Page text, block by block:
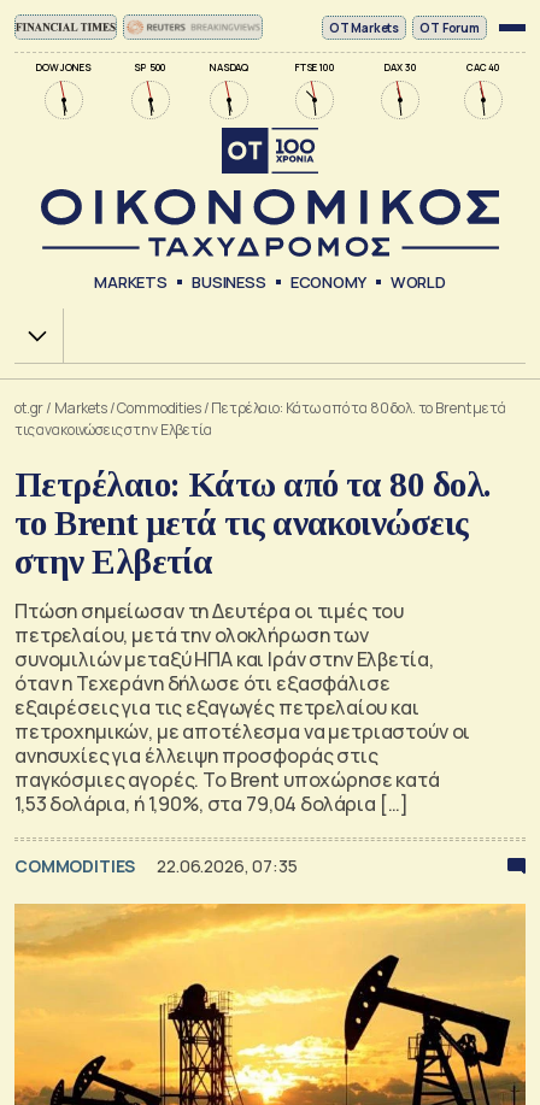
DOW JONES SP 500 NASDAQ FTSE 100 DAX 30 CAC 40
ΟΤ Markets OT Forum
MARKETS BUSINESS ECONOMY WORLD
Χ.Α.
ot.gr/ Markets/Commodities/Πετρέλαιο: Κάτω από τα 80 δολ. το Brent μετά
τις ανακοινώσεις στην Ελβετία
Πετρέλαιο: Κάτω από τα 80 δολ.
το Brent μετά τις ανακοινώσεις
στην Ελβετία
Πτώση σημείωσαν τη Δευτέρα οι τιμές του
πετρελαίου, μετά την ολοκλήρωση των
συνομιλιών μεταξύ ΗΠΑ και Ιράν στην Ελβετία,
όταν η Τεχεράνη δήλωσε ότι εξασφάλισε
εξαιρέσεις για τις εξαγωγές πετρελαίου και
πετροχημικών, με αποτέλεσμα να μετριαστούν οι
ανησυχίες για έλλειψη προσφοράς στις
παγκόσμιες αγορές. Το Brent υποχώρησε κατά
1,53 δολάρια, ή 1,90%, στα 79,04 δολάρια […]
COMMODITIES 22.06.2026, 07:35